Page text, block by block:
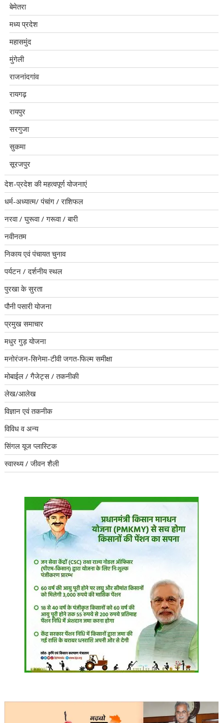
बेमेतरा
मध्य प्रदेश
महासमुंद
मुंगेली
राजनांदगांव
रायगढ़
रायपुर
सरगुजा
सुकमा
सूरजपुर
देश-प्रदेश की महत्वपूर्ण योजनाएं
धर्म-अध्यात्म/ पंचांग / राशिफल
नरवा / घुरूवा / गरूवा / बारी
नवीनतम
निकाय एवं पंचायत चुनाव
पर्यटन / दर्शनीय स्थल
पुरखा के सुरता
पौनी पसारी योजना
प्रमुख समाचार
मधुर गुड़ योजना
मनोरंजन-सिनेमा-टीवी जगत-फिल्म समीक्षा
मोबाईल / गैजेट्स / तकनीकी
लेख/आलेख
विज्ञान एवं तकनीक
विविध व अन्य
सिंगल यूज प्लास्टिक
स्वास्थ्य / जीवन शैली